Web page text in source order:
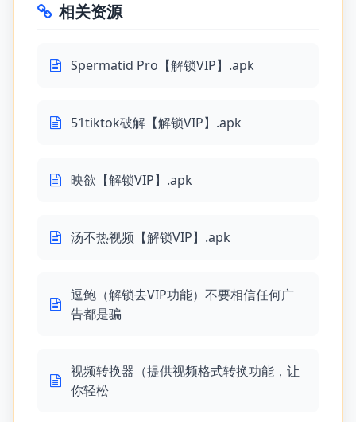
相关资源
Spermatid Pro【解锁VIP】.apk
51tiktok破解【解锁VIP】.apk
映欲【解锁VIP】.apk
汤不热视频【解锁VIP】.apk
逗鲍（解锁去VIP功能）不要相信任何广
告都是骗
视频转换器（提供视频格式转换功能，让
你轻松